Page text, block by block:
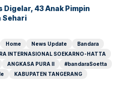
Digelar, 43 Anak Pimpin
Sehari
Home News Update
Bandara
INTERNASIONAL SOEKARNO-HATTA
ANGKASA PURA II
#bandaraSoetta
KABUPATEN TANGERANG